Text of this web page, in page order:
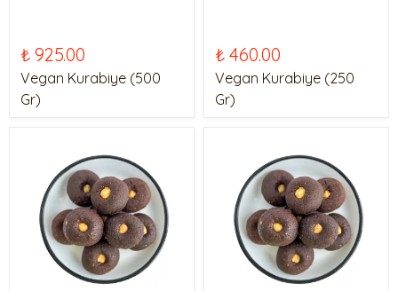
₺ 925.00
Vegan Kurabiye (500
Gr)
₺ 460.00
Vegan Kurabiye (250
Gr)